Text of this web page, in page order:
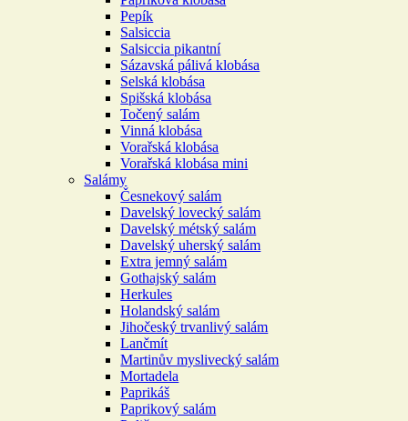
Pepík
Salsiccia
Salsiccia pikantní
Sázavská pálivá klobása
Selská klobása
Spišská klobása
Točený salám
Vinná klobása
Vorařská klobása
Vorařská klobása mini
Salámy
Česnekový salám
Davelský lovecký salám
Davelský métský salám
Davelský uherský salám
Extra jemný salám
Gothajský salám
Herkules
Holandský salám
Jihočeský trvanlivý salám
Lančmít
Martinův myslivecký salám
Mortadela
Paprikáš
Paprikový salám